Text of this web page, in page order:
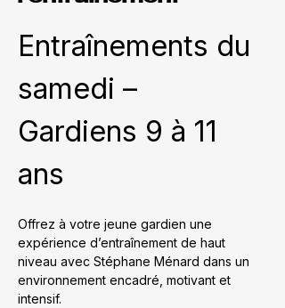
Entraînements du
samedi –
Gardiens 9 à 11
ans
Offrez à votre jeune gardien une
expérience d’entraînement de haut
niveau avec Stéphane Ménard dans un
environnement encadré, motivant et
intensif.